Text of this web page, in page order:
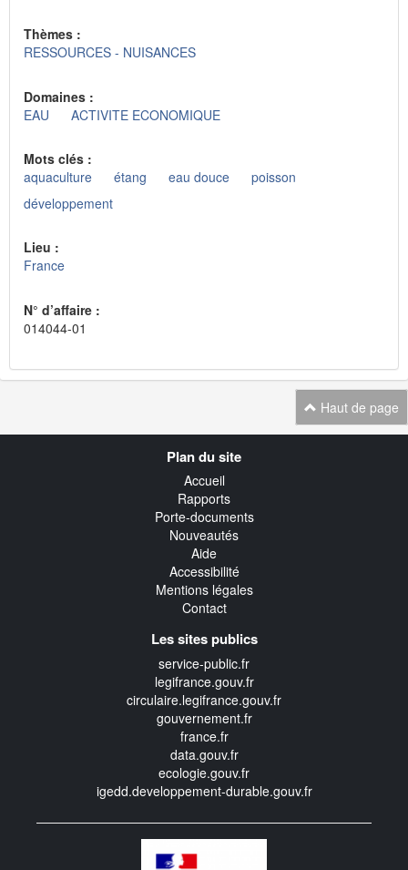
Thèmes :
RESSOURCES - NUISANCES
Domaines :
EAU
ACTIVITE ECONOMIQUE
Mots clés :
aquaculture
étang eau douce
poisson
développement
Lieu :
France
N° d’affaire :
014044-01
Haut de page
Plan du site
Accueil
Rapports
Porte-documents
Nouveautés
Aide
Accessibilité
Mentions légales
Contact
Les sites publics
service-public.fr
legifrance.gouv.fr
circulaire.legifrance.gouv.fr
gouvernement.fr
france.fr
data.gouv.fr
ecologie.gouv.fr
igedd.developpement-durable.gouv.fr